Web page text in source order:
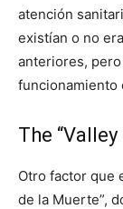
atención
existían o no
anteriores,
funcionamiento
The
Otro factor que
de la Muerte”,